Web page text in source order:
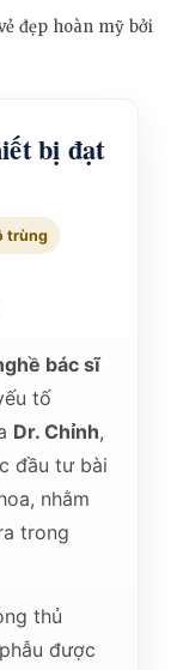
đẹp hoàn mỹ bởi
bị đạt
trùng
bác sĩ
tố
Dr. Chỉnh,
đầu tư bài
nhằm
trong
thủ
được